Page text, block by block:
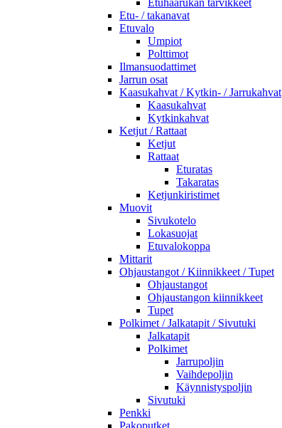
Etuhaarukan tarvikkeet
Etu- / takanavat
Etuvalo
Umpiot
Polttimot
Ilmansuodattimet
Jarrun osat
Kaasukahvat / Kytkin- / Jarrukahvat
Kaasukahvat
Kytkinkahvat
Ketjut / Rattaat
Ketjut
Rattaat
Eturatas
Takaratas
Ketjunkiristimet
Muovit
Sivukotelo
Lokasuojat
Etuvalokoppa
Mittarit
Ohjaustangot / Kiinnikkeet / Tupet
Ohjaustangot
Ohjaustangon kiinnikkeet
Tupet
Polkimet / Jalkatapit / Sivutuki
Jalkatapit
Polkimet
Jarrupoljin
Vaihdepoljin
Käynnistyspoljin
Sivutuki
Penkki
Pakoputket